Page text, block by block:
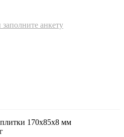
анкету
170х85х8 мм